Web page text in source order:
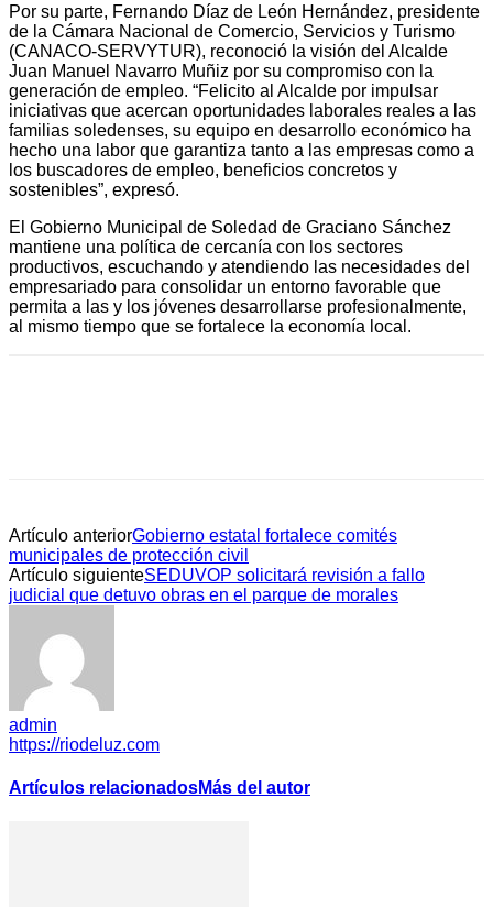
Por su parte, Fernando Díaz de León Hernández, presidente
de la Cámara Nacional de Comercio, Servicios y Turismo
(CANACO-SERVYTUR), reconoció la visión del Alcalde
Juan Manuel Navarro Muñiz por su compromiso con la
generación de empleo. “Felicito al Alcalde por impulsar
iniciativas que acercan oportunidades laborales reales a las
familias soledenses, su equipo en desarrollo económico ha
hecho una labor que garantiza tanto a las empresas como a
los buscadores de empleo, beneficios concretos y
sostenibles”, expresó.
El Gobierno Municipal de Soledad de Graciano Sánchez
mantiene una política de cercanía con los sectores
productivos, escuchando y atendiendo las necesidades del
empresariado para consolidar un entorno favorable que
permita a las y los jóvenes desarrollarse profesionalmente,
al mismo tiempo que se fortalece la economía local.
Artículo anteriorGobierno estatal fortalece comités
municipales de protección civil
Artículo siguienteSEDUVOP solicitará revisión a fallo
judicial que detuvo obras en el parque de morales
admin
https://riodeluz.com
Artículos relacionadosMás del autor